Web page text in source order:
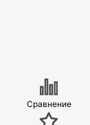
Сравнение